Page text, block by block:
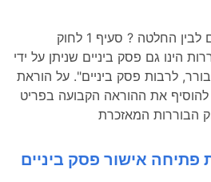
מה ההבדל בין פסק ביניים לבין החלטה ? סעיף 1 לחוק
הינו גם פסק ביניים שניתן על ידי
בורר: "פסק שניתן על ידי בורר, לרבות פסק ביניים". על הוראת
יש להוסיף את ההוראה הקבועה בפריט
הבוררות המאזכרת
פתיחה אישור פסק ביניים